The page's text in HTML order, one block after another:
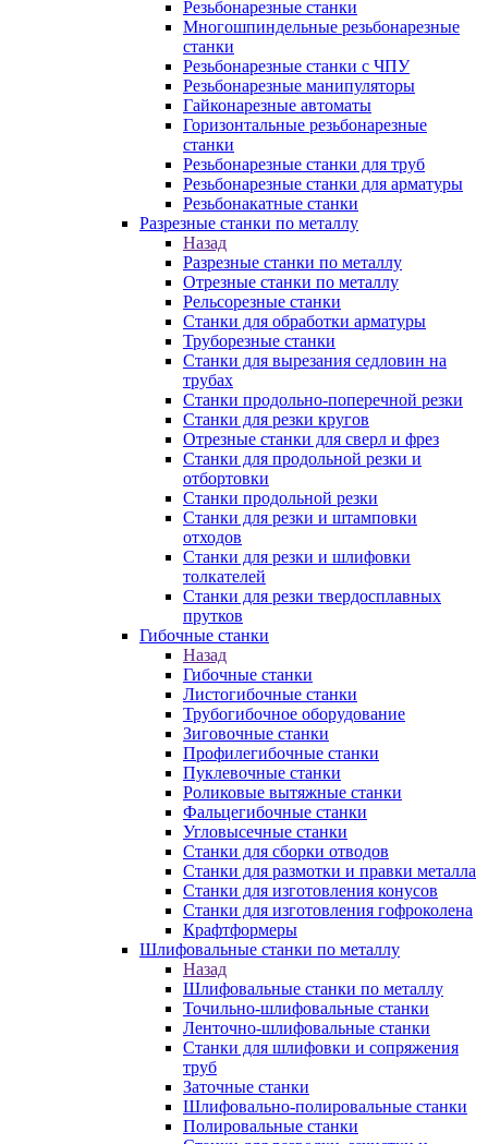
Резьбонарезные станки
Многошпиндельные резьбонарезные
станки
Резьбонарезные станки с ЧПУ
Резьбонарезные манипуляторы
Гайконарезные автоматы
Горизонтальные резьбонарезные
станки
Резьбонарезные станки для труб
Резьбонарезные станки для арматуры
Резьбонакатные станки
Разрезные станки по металлу
Назад
Разрезные станки по металлу
Отрезные станки по металлу
Рельсорезные станки
Станки для обработки арматуры
Труборезные станки
Станки для вырезания седловин на
трубаx
Станки продольно-поперечной резки
Станки для резки кругов
Отрезные станки для сверл и фрез
Станки для продольной резки и
отбортовки
Станки продольной резки
Станки для резки и штамповки
отходов
Станки для резки и шлифовки
толкателей
Станки для резки твердосплавных
прутков
Гибочные станки
Назад
Гибочные станки
Листогибочные станки
Трубогибочное оборудование
Зиговочные станки
Профилегибочные станки
Пуклевочные станки
Роликовые вытяжные станки
Фальцегибочные станки
Угловысечные станки
Станки для сборки отводов
Станки для размотки и правки металла
Станки для изготовления конусов
Станки для изготовления гофроколена
Крафтформеры
Шлифовальные станки по металлу
Назад
Шлифовальные станки по металлу
Точильно-шлифовальные станки
Ленточно-шлифовальные станки
Станки для шлифовки и сопряжения
труб
Заточные станки
Шлифовально-полировальные станки
Полировальные станки